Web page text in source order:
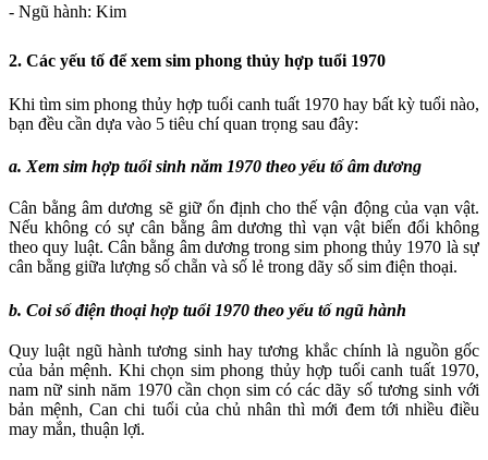
- Ngũ hành: Kim
2. Các yếu tố để xem sim phong thủy hợp tuổi 1970
Khi tìm sim phong thủy hợp tuổi canh tuất 1970 hay bất kỳ tuổi nào,
bạn đều cần dựa vào 5 tiêu chí quan trọng sau đây:
a. Xem sim hợp tuổi sinh năm 1970 theo yếu tố âm dương
Cân bằng âm dương sẽ giữ ổn định cho thế vận động của vạn vật.
Nếu không có sự cân bằng âm dương thì vạn vật biến đổi không
theo quy luật. Cân bằng âm dương trong sim phong thủy 1970 là sự
cân bằng giữa lượng số chẵn và số lẻ trong dãy số sim điện thoại.
b. Coi số điện thoại hợp tuổi 1970 theo yếu tố ngũ hành
Quy luật ngũ hành tương sinh hay tương khắc chính là nguồn gốc
của bản mệnh. Khi chọn sim phong thủy hợp tuổi canh tuất 1970,
nam nữ sinh năm 1970 cần chọn sim có các dãy số tương sinh với
bản mệnh, Can chi tuổi của chủ nhân thì mới đem tới nhiều điều
may mắn, thuận lợi.